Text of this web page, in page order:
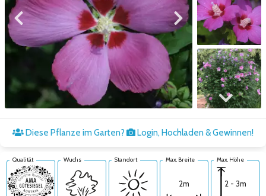
Zum vorigen Bild Zum nächsten Bild
Zum nächsten Bild
Diese Pflanze im Garten? Login, Hochladen & Gewinnen!
Qualität Wuchs Standort Max. Breite
2m
Max. Höhe
2 - 3m